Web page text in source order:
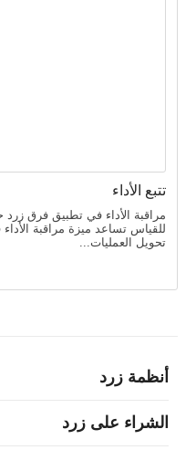
تتبع الأداء
مراقبة الأداء في تطبيق فرق زرد
للقياس تساعد ميزة مراقبة
تحويل العمليات...
أنظمة زرد
الشراء على زرد